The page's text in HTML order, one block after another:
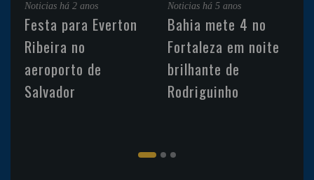
Noticias há 2 anos
Festa para Everton
Ribeira no
aeroporto de
Salvador
Noticias há 5 anos
Bahia mete 4 no
Fortaleza em noite
brilhante de
Rodriguinho